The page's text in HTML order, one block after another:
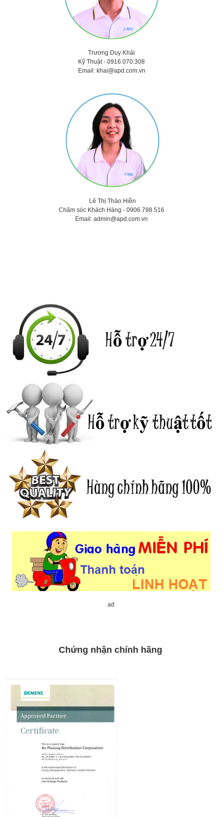
Trương Duy Khải
Kỹ Thuật - 0916.070.308
Email: khai@apd.com.vn
Lê Thị Thảo Hiền
Chăm sóc Khách Hàng - 0906.798.516
Email: admin@apd.com.vn
ad
Chứng nhận chính hãng